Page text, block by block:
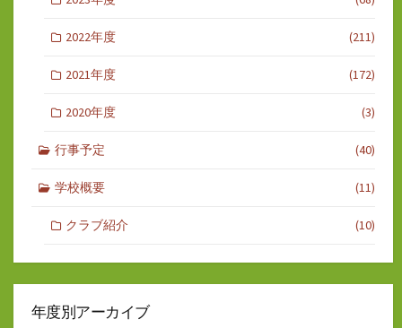
2022年度 (211)
2021年度 (172)
2020年度 (3)
行事予定 (40)
学校概要 (11)
クラブ紹介 (10)
年度別アーカイブ